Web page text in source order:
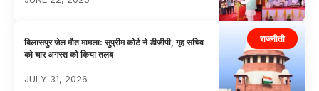
राजनीती
बिलासपुर जेल मौत मामला: सुप्रीम कोर्ट ने डीजीपी, गृह सचिव
को चार अगस्त को किया तलब
JULY 31, 2026